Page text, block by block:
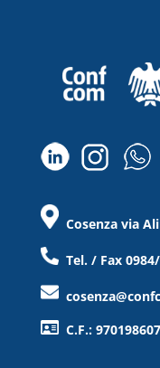
Cosenza via
Tel. / Fax 0984/
C.F.: